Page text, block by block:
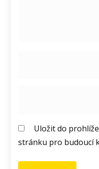
Uložit do
stránku pro budoucí